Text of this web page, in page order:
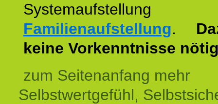
Familienaufstellung.
keine Vorkenntnisse
zum Seitenanfang mehr
Selbstwertgefühl,